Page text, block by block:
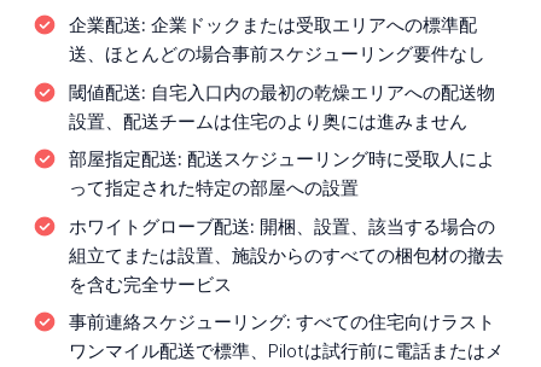
企業配送: 企業ドックまたは受取エリアへの標準配
送、ほとんどの場合事前スケジューリング要件なし
閾値配送: 自宅入口内の最初の乾燥エリアへの配送物
設置、配送チームは住宅のより奥には進みません
部屋指定配送: 配送スケジューリング時に受取人によ
って指定された特定の部屋への設置
ホワイトグローブ配送: 開梱、設置、該当する場合の
組立てまたは設置、施設からのすべての梱包材の撤去
を含む完全サービス
事前連絡スケジューリング: すべての住宅向けラスト
ワンマイル配送で標準、Pilotは試行前に電話またはメ